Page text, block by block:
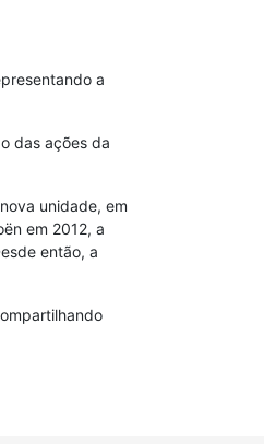
a
das ações da
unidade, em
em 2012, a
então, a